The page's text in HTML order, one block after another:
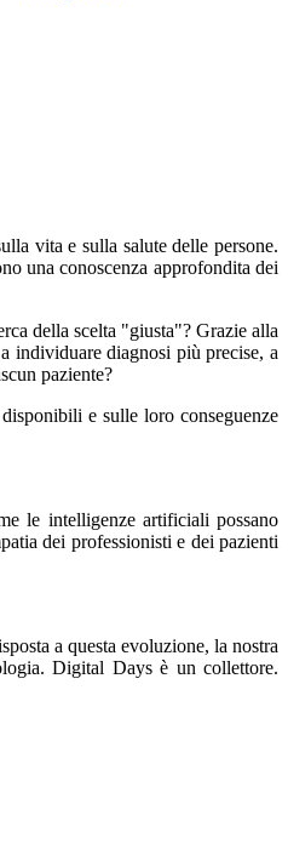
vita e sulla salute delle persone.
una conoscenza approfondita dei
della scelta "giusta"? Grazie alla
individuare diagnosi più precise, a
paziente?
e sulle loro conseguenze
le intelligenze artificiali possano
dei professionisti e dei pazienti
a questa evoluzione, la nostra
Digital Days è un collettore.